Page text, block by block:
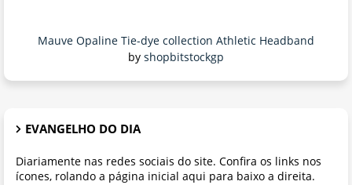
Mauve Opaline Tie-dye collection Athletic Headband
by shopbitstockgp
EVANGELHO DO DIA
Diariamente nas redes sociais do site. Confira os links nos
ícones, rolando a página inicial aqui para baixo a direita.